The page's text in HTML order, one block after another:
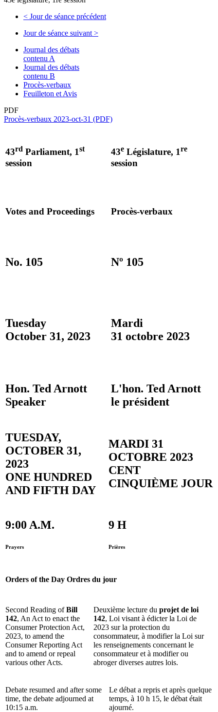
< Jour de séance précédent
Jour de séance suivant >
Journal des débats
contenu A
Journal des débats
contenu B
Procès-verbaux
Feuilleton et Avis
PDF
Procès-verbaux 2023-oct-31 (PDF)
43rd Parliament, 1st
session
43e Législature, 1re
session
Votes and Proceedings Procès-verbaux
No. 105 Nº 105
Tuesday
October 31, 2023
Mardi
31 octobre 2023
Hon. Ted Arnott
Speaker
L'hon. Ted Arnott
le président
TUESDAY,
OCTOBER 31,
2023
ONE HUNDRED
AND FIFTH DAY
MARDI 31
OCTOBRE 2023
CENT
CINQUIÈME JOUR
9:00 A.M.
Prayers
9 H
Prières
Orders of the Day Ordres du jour
Second Reading ofBill
142, An Act to enact the
Consumer Protection Act,
2023, to amend the
Consumer Reporting Act
and to amend or repeal
various other Acts.
Deuxième lecture du projet de loi
142, Loi visant à édicter la Loi de
2023 sur la protection du
consommateur, à modifier la Loi sur
les renseignements concernant le
consommateur et à modifier ou
abroger diverses autres lois.
Debate resumed and after some
time, the debate adjourned at
10:15 a.m.
Le débat a repris et après quelque
temps, à 10 h 15, le débat était
ajourné.